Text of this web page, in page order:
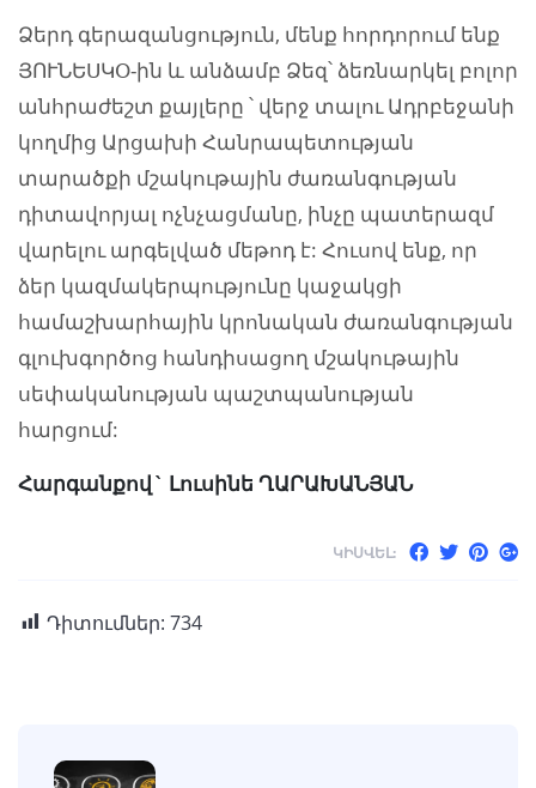
Ձերդ գերազանցություն, մենք հորդորում ենք
ՅՈՒՆԵՍԿՕ-ին և անձամբ Ձեզ՝ ձեռնարկել բոլոր
անհրաժեշտ քայլերը ՝ վերջ տալու Ադրբեջանի
կողմից Արցախի Հանրապետության
տարածքի մշակութային ժառանգության
դիտավորյալ ոչնչացմանը, ինչը պատերազմ
վարելու արգելված մեթոդ է: Հուսով ենք, որ
ձեր կազմակերպությունը կաջակցի
համաշխարհային կրոնական ժառանգության
գլուխգործոց հանդիսացող մշակութային
սեփականության պաշտպանության
հարցում:
Հարգանքով` Լուսինե ՂԱՐԱԽԱՆՅԱՆ
ԿԻՍՎԵԼ:
Դիտումներ: 734